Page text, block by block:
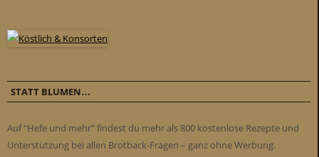
STATT BLUMEN…
Auf “Hefe und mehr” findest du mehr als 800 kostenlose Rezepte und
Unterstützung bei allen Brotback-Fragen – ganz ohne Werbung.